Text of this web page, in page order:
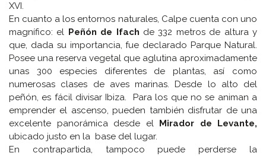
XVI.
En cuanto a los entornos naturales, Calpe cuenta con uno
magnífico: el Peñón de Ifach de 332 metros de altura y
que, dada su importancia, fue declarado Parque Natural.
Posee una reserva vegetal que aglutina aproximadamente
unas 300 especies diferentes de plantas, así como
numerosas clases de aves marinas. Desde lo alto del
peñón, es fácil divisar Ibiza. Para los que no se animan a
emprender el ascenso, pueden también disfrutar de una
excelente panorámica desde el Mirador de Levante,
ubicado justo en la base del lugar.
En contrapartida, tampoco puede perderse la